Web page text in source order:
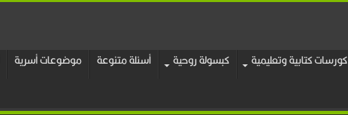
كورسات كتابية وتعليمية كبسولة روحية أسئلة متنوعة موضوعات أسرية